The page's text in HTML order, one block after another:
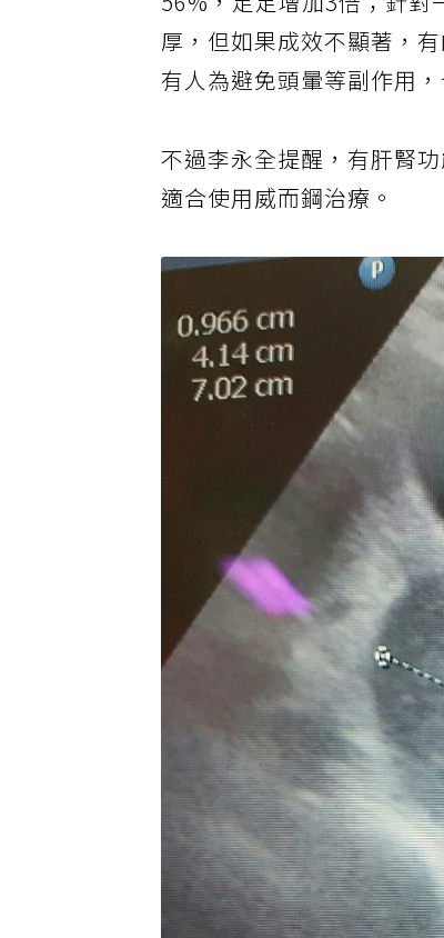
56%，足足增加3倍；針對
厚，但如果成效不顯著，
有人為避免頭暈等副作用
不過李永全提醒，有肝腎
適合使用威而鋼治療。